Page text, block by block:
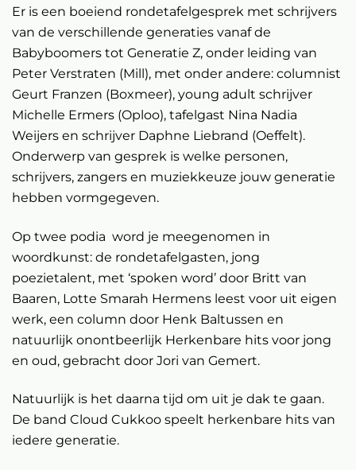
Er is een boeiend rondetafelgesprek met schrijvers
van de verschillende generaties vanaf de
Babyboomers tot Generatie Z, onder leiding van
Peter Verstraten (Mill), met onder andere: columnist
Geurt Franzen (Boxmeer), young adult schrijver
Michelle Ermers (Oploo), tafelgast Nina Nadia
Weijers en schrijver Daphne Liebrand (Oeffelt).
Onderwerp van gesprek is welke personen,
schrijvers, zangers en muziekkeuze jouw generatie
hebben vormgegeven.
Op twee podia word je meegenomen in
woordkunst: de rondetafelgasten, jong
poezietalent, met ‘spoken word’ door Britt van
Baaren, Lotte Smarah Hermens leest voor uit eigen
werk, een column door Henk Baltussen en
natuurlijk onontbeerlijk Herkenbare hits voor jong
en oud, gebracht door Jori van Gemert.
Natuurlijk is het daarna tijd om uit je dak te gaan.
De band Cloud Cukkoo speelt herkenbare hits van
iedere generatie.